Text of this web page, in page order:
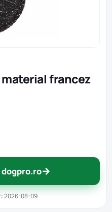
francez
→
2026-08-09